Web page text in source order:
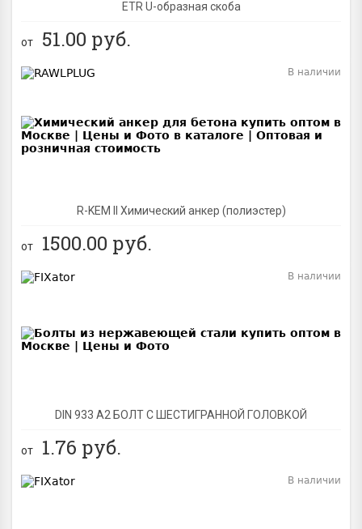
ETR U-образная скоба
от 51.00 руб.
R-KEM II Химический анкер (полиэстер)
В наличии
от 1500.00 руб.
DIN 933 А2 БОЛТ С ШЕСТИГРАННОЙ ГОЛОВКОЙ
В наличии
от 1.76 руб.
В наличии